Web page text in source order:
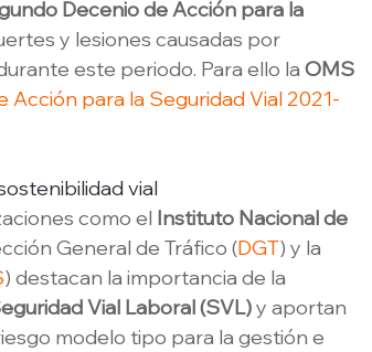
Decenio de Acción para la
y lesiones causadas por
este periodo. Para ello la OMS
Acción para la Seguridad Vial 2021-
vial
como el Instituto Nacional de
General de Tráfico (DGT) y la
) destacan la importancia de la
Vial Laboral (SVL) y aportan
modelo tipo para la gestión e